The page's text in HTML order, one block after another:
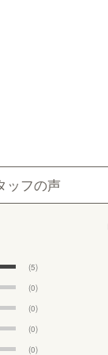
ッフの声
(5)
(0)
(0)
(0)
(0)